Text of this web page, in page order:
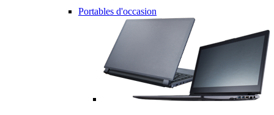
Portables d'occasion